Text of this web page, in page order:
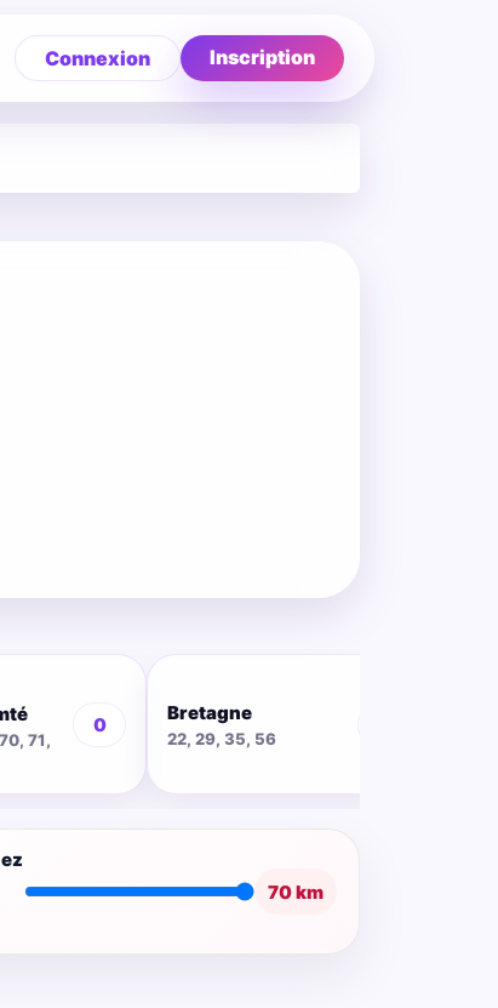
Connexion Inscription
71,
0
Bretagne
22, 29, 35, 56
70 km